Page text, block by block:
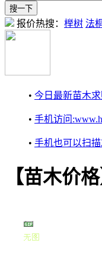
报价热搜： 榉树 法桐
• 今日最新苗木
• 手机访问
• 手机也可以扫
【苗木价